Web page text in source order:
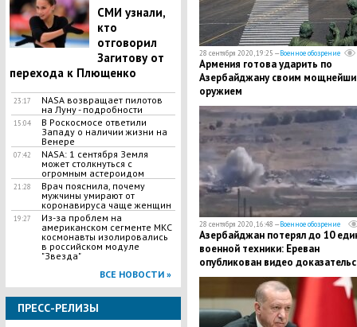
СМИ узнали,
кто
отговорил
Загитову от
перехода к Плющенко
23:17
​NASA возвращает пилотов
на Луну - подробности
15:04
​В Роскосмосе ответили
Западу о наличии жизни на
Венере
07:42
​NASA: 1 сентября Земля
может столкнуться с
огромным астероидом
21:28
Врач пояснила, почему
мужчины умирают от
коронавируса чаще женщин
19:27
​Из-за проблем на
американском сегменте МКС
космонавты изолировались
в российском модуле
"Звезда"
ВСЕ НОВОСТИ »
ПРЕСС-РЕЛИЗЫ
28 сентября 2020, 19:25 —Военное обозрение
​Армения готова ударить по
Азербайджану своим
оружием
28 сентября 2020, 16:48 —Военное обозрение
​Азербайджан потерял до 10
военной техники: Ереван
опубликован видео